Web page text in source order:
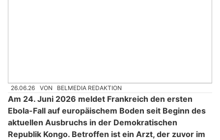
26.06.26 VON BELMEDIA REDAKTION
Am 24. Juni 2026 meldet Frankreich den ersten
Ebola-Fall auf europäischem Boden seit Beginn des
aktuellen Ausbruchs in der Demokratischen
Republik Kongo. Betroffen ist ein Arzt, der zuvor im